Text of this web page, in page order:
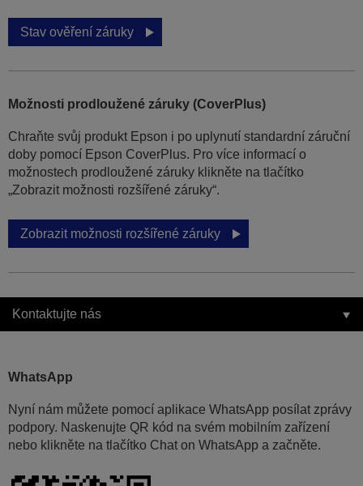
Stav ověření záruky
Možnosti prodloužené záruky (CoverPlus)
Chraňte svůj produkt Epson i po uplynutí standardní záruční
doby pomocí Epson CoverPlus. Pro více informací o
možnostech prodloužené záruky klikněte na tlačítko
„Zobrazit možnosti rozšířené záruky“.
Zobrazit možnosti rozšířené záruky
Kontaktujte nás
WhatsApp
Nyní nám můžete pomocí aplikace WhatsApp posílat zprávy
podpory. Naskenujte QR kód na svém mobilním zařízení
nebo klikněte na tlačítko Chat on WhatsApp a začněte.